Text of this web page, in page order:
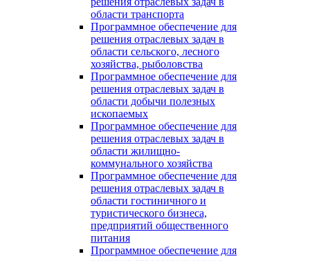
области транспорта
Программное обеспечение для
решения отраслевых задач в
области сельского, лесного
хозяйства, рыболовства
Программное обеспечение для
решения отраслевых задач в
области добычи полезных
ископаемых
Программное обеспечение для
решения отраслевых задач в
области жилищно-
коммунального хозяйства
Программное обеспечение для
решения отраслевых задач в
области гостиничного и
туристического бизнеса,
предприятий общественного
питания
Программное обеспечение для